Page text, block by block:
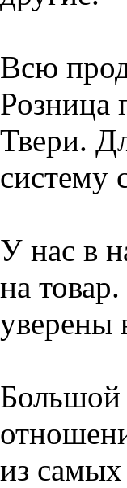
Всю
Розница
Твери.
систему
У нас в
на
уверены
Большой
из самых